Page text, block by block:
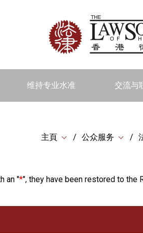
维持专业水准 交流与
主頁 公众服务
an "*", they have been restored to the